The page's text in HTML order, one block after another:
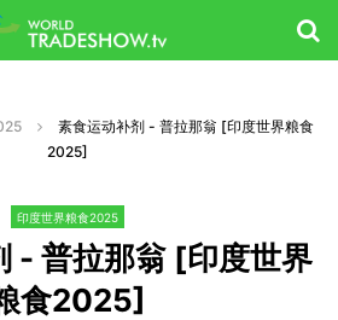
素食运动补剂 - 普拉那翁 [印度世界粮食
2025]
印度世界粮食2025
- 普拉那翁 [印度世界
食2025]